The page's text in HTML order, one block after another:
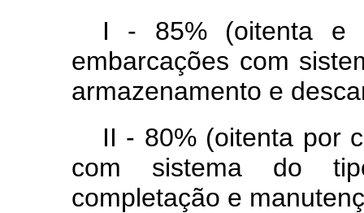
I - 85% (oitenta e
embarcações com
armazenamento e
II - 80% (oitenta por
com sistema do
completação e